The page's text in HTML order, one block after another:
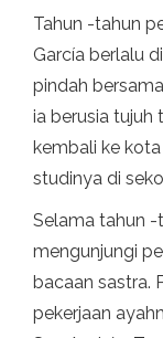
Tahun -tahun
García berlalu
pindah
ia berusia tujuh
kembali ke
studinya di
Selama tahun -
mengunjungi
bacaan sastra.
pekerjaan